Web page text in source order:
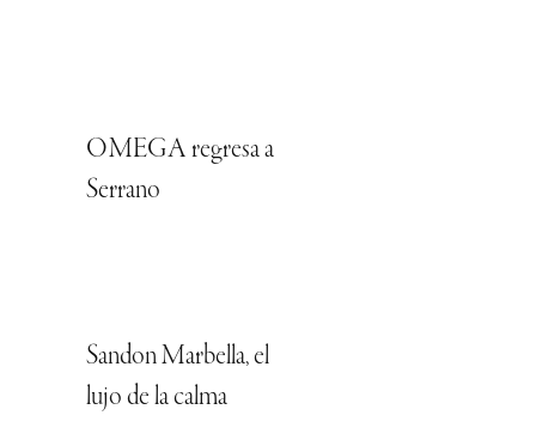
OMEGA regresa a
Serrano
Sandon Marbella, el
lujo de la calma